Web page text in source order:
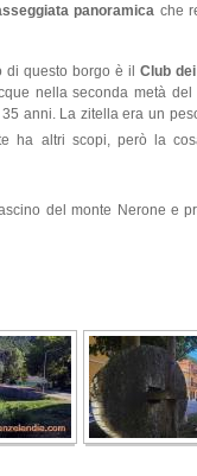
panoramica che
di questo borgo è il Club
nella seconda metà
anni. La zitella era un
ha altri scopi, però la
del monte Nerone e